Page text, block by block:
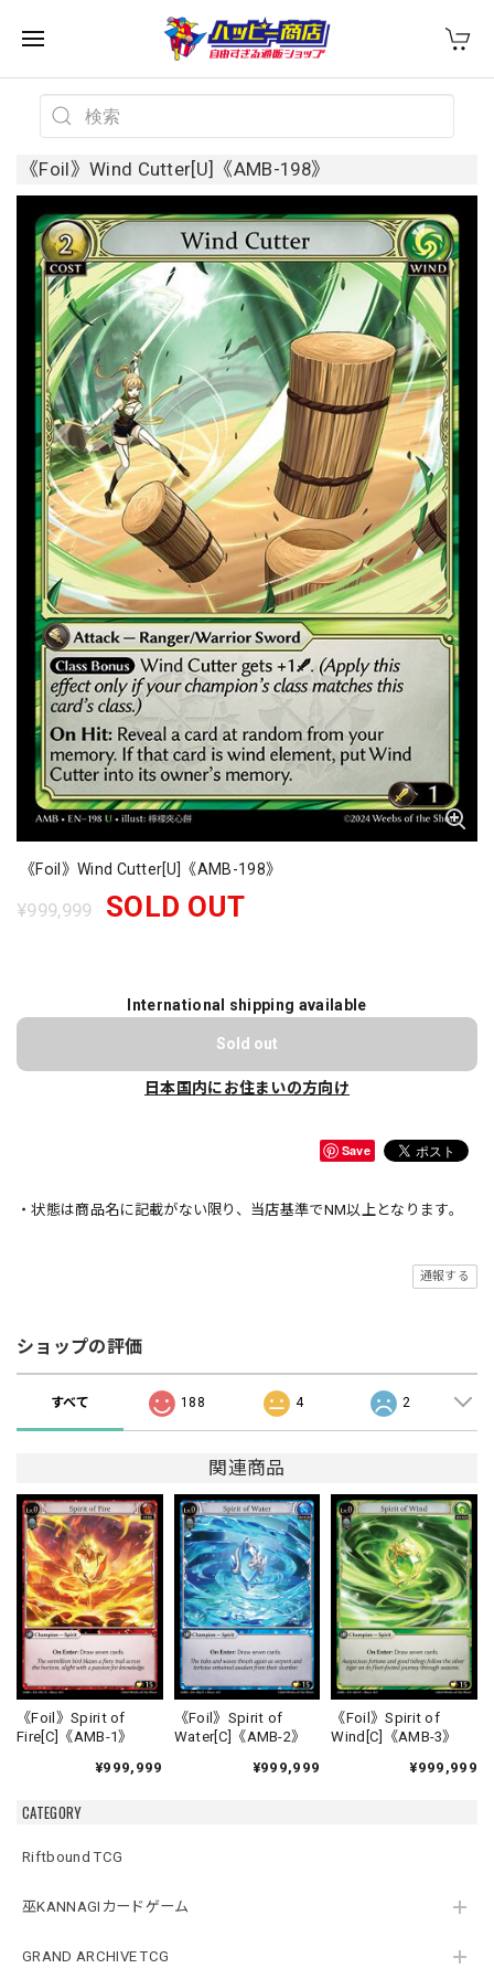
CATEGORY
Riftbound TCG
巫KANNAGIカードゲーム
GRAND ARCHIVE TCG
《Foil》Wind Cutter[U]《AMB-198》
《Foil》Wind Cutter[U]《AMB-198》
¥999,999 SOLD OUT
International shipping available
Sold out
日本国内にお住まいの方向け
Save
・状態は商品名に記載がない限り、当店基準でNM以上となります。
通報する
ショップの評価
すべて 188 4 2
関連商品
《Foil》Spirit of
Fire[C]《AMB-1》
¥999,999
《Foil》Spirit of
Water[C]《AMB-2》
¥999,999
《Foil》Spirit of
Wind[C]《AMB-3》
¥999,999